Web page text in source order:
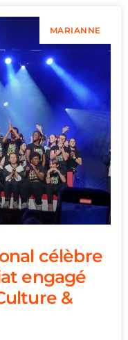
MARIANNE
célèbre
engagé
&